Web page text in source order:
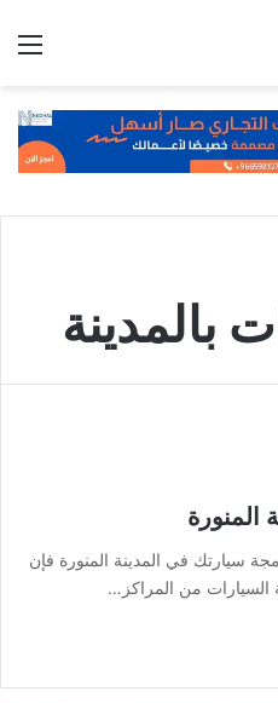
بالمدينة
سيارتك في المدينة المنورة فإن
السيارات من المراكز…